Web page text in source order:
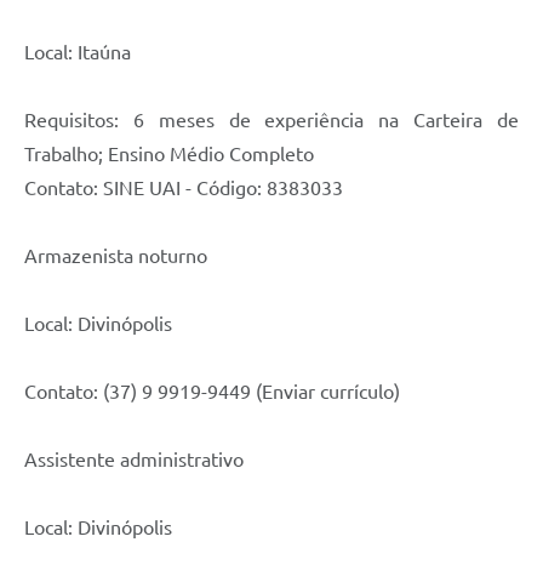
Local: Itaúna
Requisitos: 6 meses de experiência na Carteira de
Trabalho; Ensino Médio Completo
Contato: SINE UAI - Código: 8383033
Armazenista noturno
Local: Divinópolis
Contato: (37) 9 9919-9449 (Enviar currículo)
Assistente administrativo
Local: Divinópolis